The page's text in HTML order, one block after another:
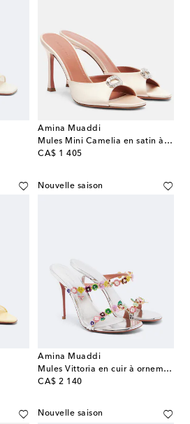
Amina Muaddi
Mules Mini Camelia en satin à ornement
CA$ 1 405
original price
Nouvelle saison
Amina Muaddi
Mules Vittoria en cuir à ornements
CA$ 2 140
original price
Nouvelle saison